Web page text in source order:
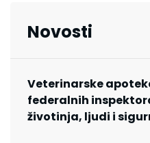
Novosti
Veterinarske
federalnih
životinja, ljudi i